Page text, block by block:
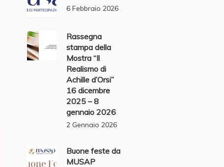
6 Febbraio 2026
Rassegna
stampa della
Mostra “Il
Realismo di
Achille d’Orsi”
16 dicembre
2025 – 8
gennaio 2026
2 Gennaio 2026
Buone feste da
MUSAP